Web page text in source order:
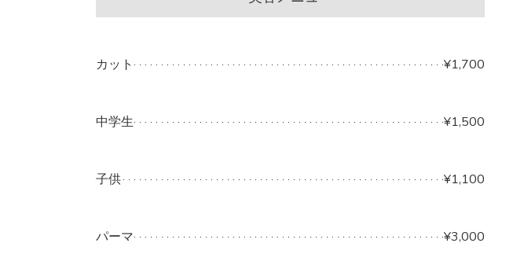
カット ¥1,700
中学生 ¥1,500
子供 ¥1,100
パーマ ¥3,000